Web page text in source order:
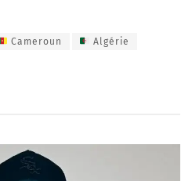
Cameroun Algérie